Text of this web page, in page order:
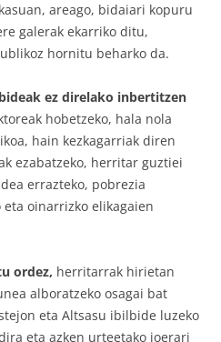
areago, bidaiari kopuru
galerak ekarriko ditu,
hornitu beharko da.
ez direlako inbertitzen
hobetzeko, hala nola
hain kezkagarriak diren
ezabatzeko, herritar guztiei
errazteko, pobrezia
oinarrizko elikagaien
ordez, herritarrak hirietan
alboratzeko osagai bat
eta Altsasu ibilbide luzeko
eta azken urteetako joerari